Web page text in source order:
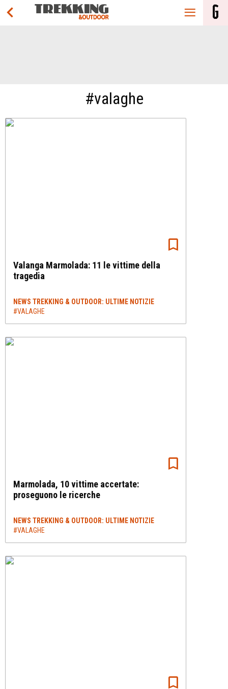
#valaghe
Valanga Marmolada: 11 le vittime della
tragedia
NEWS TREKKING & OUTDOOR: ULTIME NOTIZIE
#VALAGHE
Marmolada, 10 vittime accertate:
proseguono le ricerche
NEWS TREKKING & OUTDOOR: ULTIME NOTIZIE
#VALAGHE